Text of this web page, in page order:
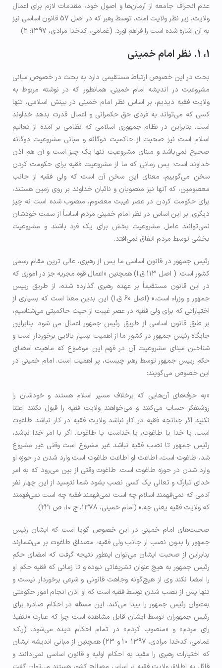
عدم انحراف جامعه از آرمان‌ها و اصول خود، مقدمات لازم برای اعمال
ولایت، زیر نظر ولایت امت، توسط رهبر که در اصل 57 قانون اساسی نیز
به آن اشاره شده است را فراهم آورد. (غمامی، کدخدا مرادی، 1397: 2)
1، 1. نظر امام خمینی
بحث در این خصوص ارتباط مستقیمی دارد به بحث در خصوص مبانی
مشروعیت در اندیشه امام خمینی. همانطور که در نوشته مربوط به
ولایت فقیه دیدیم، بر اساس نظر امام خمینی در بینش اسلامی، تنها
کسی که می‌تواند به فردی حق حکمرانی و اعمال قدرت بدهد خداوند
است. بنابراین در نظام جمهوری اسلامی که نظامی بر آمده از تعالیم
اسلام است نیز صحبت از حاکمیت دوگانه و مبانی مشروعیت دوگانه
صحیح نمی‌باشد و مبنای مشروعیت تنها یک چیز است و آن هم اذن
خداوند است؛ پس زمانی که ما از مشروعیت فقیه برای حکومت کردن
سخن می‌گوییم، معنای این سخن آن است که ولی فقیه از جانب
معصومین، که آنها نیز منصوبان و نائبان خداوند بر روی زمین هستند،
برای حکومت کردن در عصر غیبت معصوم، منصوب شده است نه چیز
دیگری. بر این اساس در نظر امام خمینی مردم اساساً از سمت خودشان
نمی‌توانند عامل مشروعیت بخش برای یک فرد باشند و مشروعیت
بخشی توسط مردم اتفاق نمی‌افتد.
رئیس جمهور در قانون اساسی ما پس از رهبری، عالی ترین مقام رسمی
کشور است. ( اصل 113 ق.ا) همچنین «اعمال قوه مجریه جز در اموری که
در این قانون مستقیماً بر عهده رهبری گذارده شده، از طریق رییس
جمهور و وزراء است.» (اصل 60 ق.ا) این بدین معنا است که بسیاری از
اختیاراتی که برای ولی فقیه در عصر غیبت از حیث حاکمیتی می‌شناسیم،
بر طبق قانون اساسی از طریق رئیس جمهور اعمال می شود؛ بنابراین
جایگاه رئیس جمهور در کشور ما از اهمیت بسیار بالایی برخوردار است و
شناختن مبنای مشروعیت آن در فهم این موضوع که ماهیت امضای
حکم رییس جمهور توسط رهبر چیست، پر اهمیت است. امام خمینی در
این خصوص می‌گویند:
«به حرف‌های آن‌هایی که برخلاف مسیر اسلام هستند و خودشان را
روشنفکر حساب می‌کنند و می‌خواهند ولایت فقیه را قبول نکنند اعتنا
نکنید اگر چنانچه فقیه در کار نباشد ولایت فقیه در کار نباشد طاغوت
است. یا خدا یا طاغوت، یا خداست یا طاغوت. اگر با امر خدا نباشد،
رئیس جمهور تا نصب فقیه نباشد غیر مشروع است وقتی غیر مشروع
شد، طاغوت است، اطاعت او اطاعت طاغوت است وارد شدن در حوزه او
وارد شدن در حوزه طاغوت است. طاغوت وقتی از بین می‌رود که به امر
خدای تبارک و تعالی یک کسی نصب بشود شما نترسید از این چهار نفر
آدمی که نمی‌فهمند اسلام چه است نمی‌فهمند فقیه چه است نمی‌فهمند
که ولایت فقیه یعنی چه.» (امام خمینی، ۱۳۷۸، ج ۱۰، ص ۲۲۱)
صحبت‌های امام خمینی در این خصوص گویا است که ایشان رئیس
جمهور را بدون نصب از جانب ولی فقیه، مصداق طاغوت بر می‌شمارند
بنابراین از صحبت ایشان می‌توان اینطور نتیجه گرفت که امضای حکم
رئیس جمهور به هیچ عنوان تشریفاتی نبوده و تا زمانی که فقیه حکم او
را امضا نکند وی از هیچ‌گونه وجاهت قانونی و شرعی برخوردار نیست و
تنها پس از نصب شدن توسط فقیه است که او اذن انجام امور حکومتی
به‌عنوان رئیس جمهور را پیدا می‌کند. این مسئله در احکام صادره برای
رئیس جمهوران توسط ایشان قابل مشاهده است چرا که عبارت «تنفیذ
رای مردم» و «منصوب کردم» در تمام احکام دیده می‌شود. (ر.ک:
غمامی، کدخدا مرادی، 1397: 10 و 23) همچنین از مبانی اندیشه ایشان
که اختیارات رهبری را مقید به احکام اولیه و قانون اساسی نمی‌دانند و